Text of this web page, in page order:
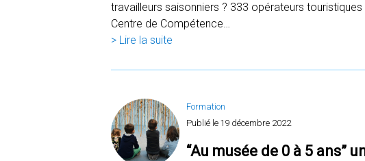
travailleurs saisonniers ? 333 opérateurs
Centre de Compétence…
> Lire la suite
Formation
Publié le 19 décembre 2022
“Au musée de 0 à 5 ans”